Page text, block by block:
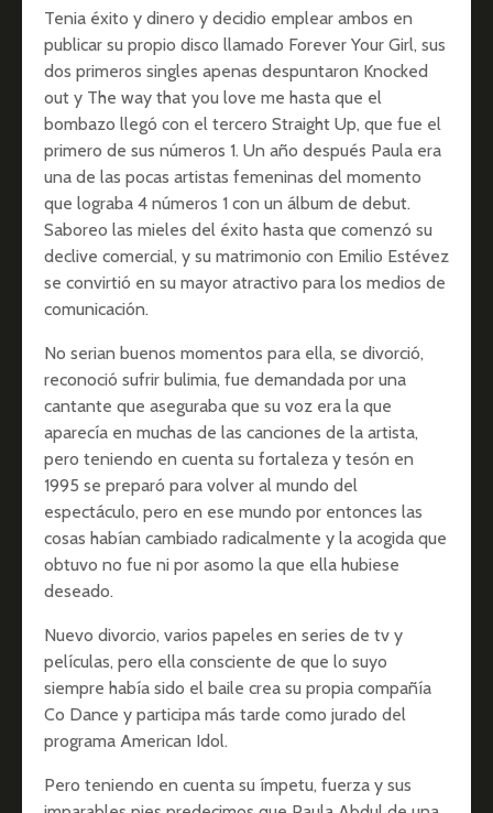
Tenia éxito y dinero y decidio emplear ambos en
publicar su propio disco llamado Forever Your Girl, sus
dos primeros singles apenas despuntaron Knocked
out y The way that you love me hasta que el
bombazo llegó con el tercero Straight Up, que fue el
primero de sus números 1. Un año después Paula era
una de las pocas artistas femeninas del momento
que lograba 4 números 1 con un álbum de debut.
Saboreo las mieles del éxito hasta que comenzó su
declive comercial, y su matrimonio con Emilio Estévez
se convirtió en su mayor atractivo para los medios de
comunicación.
No serian buenos momentos para ella, se divorció,
reconoció sufrir bulimia, fue demandada por una
cantante que aseguraba que su voz era la que
aparecía en muchas de las canciones de la artista,
pero teniendo en cuenta su fortaleza y tesón en
1995 se preparó para volver al mundo del
espectáculo, pero en ese mundo por entonces las
cosas habían cambiado radicalmente y la acogida que
obtuvo no fue ni por asomo la que ella hubiese
deseado.
Nuevo divorcio, varios papeles en series de tv y
películas, pero ella consciente de que lo suyo
siempre había sido el baile crea su propia compañía
Co Dance y participa más tarde como jurado del
programa American Idol.
Pero teniendo en cuenta su ímpetu, fuerza y sus